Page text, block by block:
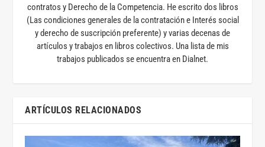
contratos y Derecho de la Competencia. He escrito dos libros
(Las condiciones generales de la contratación e Interés social
y derecho de suscripción preferente) y varias decenas de
artículos y trabajos en libros colectivos. Una lista de mis
trabajos publicados se encuentra en Dialnet.
ARTÍCULOS RELACIONADOS